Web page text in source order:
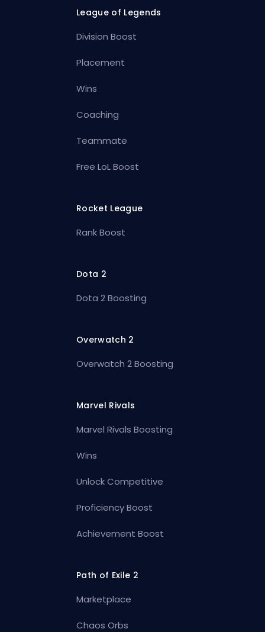
League of Legends
Division Boost
Placement
Wins
Coaching
Teammate
Free LoL Boost
Rocket League
Rank Boost
Dota 2
Dota 2 Boosting
Overwatch 2
Overwatch 2 Boosting
Marvel Rivals
Marvel Rivals Boosting
Wins
Unlock Competitive
Proficiency Boost
Achievement Boost
Path of Exile 2
Marketplace
Chaos Orbs